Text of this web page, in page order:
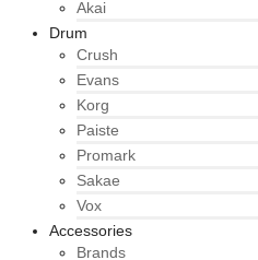
Akai
Drum
Crush
Evans
Korg
Paiste
Promark
Sakae
Vox
Accessories
Brands